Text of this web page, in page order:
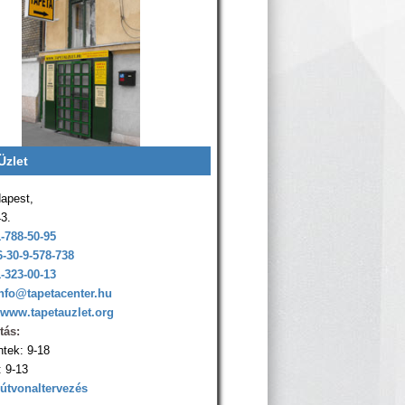
788-50-95
30-9-578-738
323-00-13
9-18
9-13